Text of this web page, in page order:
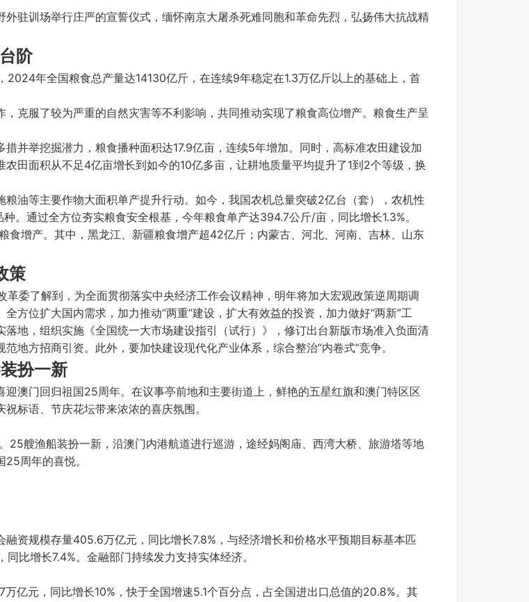
驻训场举行庄严的宣誓仪式，缅怀南京大屠杀死难同胞和革命先烈，弘扬伟大抗战精
阶
2024年全国粮食总产量达14130亿斤，在连续9年稳定在1.3万亿斤以上的基础上，首
克服了较为严重的自然灾害等不利影响，共同推动实现了粮食高位增产。粮食生产呈
并举挖掘潜力，粮食播种面积达17.9亿亩，连续5年增加。同时，高标准农田建设加
田面积从不足4亿亩增长到如今的10亿多亩，让耕地质量平均提升了1到2个等级，换
油等主要作物大面积单产提升行动。如今，我国农机总量突破2亿台（套），农机性
。通过全方位夯实粮食安全根基，今年粮食单产达394.7公斤/亩，同比增长1.3%。
增产。其中，黑龙江、新疆粮食增产超42亿斤；内蒙古、河北、河南、吉林、山东
策
革委了解到，为全面贯彻落实中央经济工作会议精神，明年将加大宏观政策逆周期调
方位扩大国内需求，加力推动“两重”建设，扩大有效益的投资，加力做好“两新”工
地，组织实施《全国统一大市场建设指引（试行）》，修订出台新版市场准入负面清
地方招商引资。此外，要加快建设现代化产业体系，综合整治“内卷式”竞争。
扮一新
迎澳门回归祖国25周年。在议事亭前地和主要街道上，鲜艳的五星红旗和澳门特区区
标语、节庆花坛带来浓浓的喜庆氛围。
艘渔船装扮一新，沿澳门内港航道进行巡游，途经妈阁庙、西湾大桥、旅游塔等地
周年的喜悦。
资规模存量405.6万亿元，同比增长7.8%，与经济增长和价格水平预期目标基本匹
比增长7.4%。金融部门持续发力支持实体经济。
亿元，同比增长10%，快于全国增速5.1个百分点，占全国进出口总值的20.8%。其